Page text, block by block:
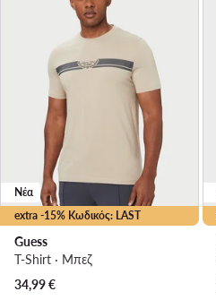
extra -15% Κωδικός: LAST
Νέα
Guess
T-Shirt · Μπεζ
34,99€